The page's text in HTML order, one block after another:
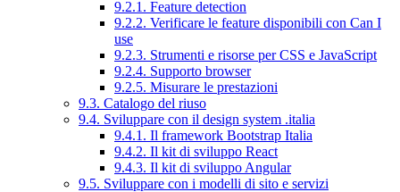
9.2.1. Feature detection
9.2.2. Verificare le feature disponibili con Can I
use
9.2.3. Strumenti e risorse per CSS e JavaScript
9.2.4. Supporto browser
9.2.5. Misurare le prestazioni
9.3. Catalogo del riuso
9.4. Sviluppare con il design system .italia
9.4.1. Il framework Bootstrap Italia
9.4.2. Il kit di sviluppo React
9.4.3. Il kit di sviluppo Angular
9.5. Sviluppare con i modelli di sito e servizi